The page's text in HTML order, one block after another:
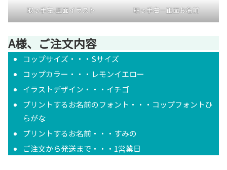
取っ手左-正面イラスト 取っ手右―正面お名前
A様、ご注文内容
コップサイズ・・・Sサイズ
コップカラー・・・レモンイエロー
イラストデザイン・・・イチゴ
プリントするお名前のフォント・・・コップフォントひ
らがな
プリントするお名前・・・すみの
ご注文から発送まで・・・1営業日